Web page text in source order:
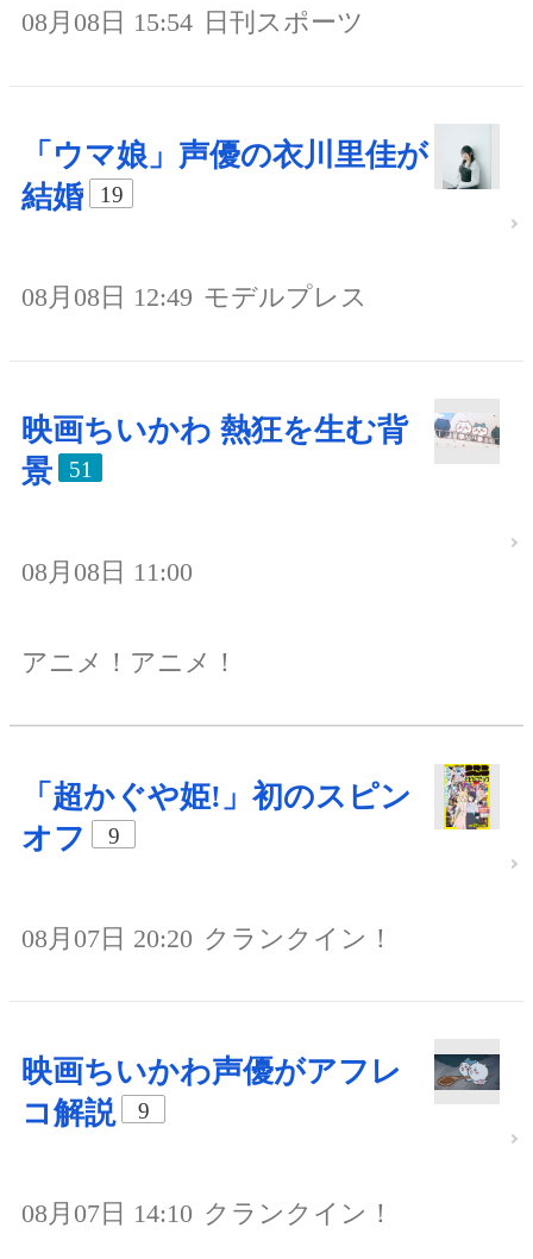
08月08日 15:54 日刊スポーツ
「ウマ娘」声優の衣川里佳が
結婚
19
08月08日 12:49 モデルプレス
映画ちいかわ 熱狂を生む背
景
51
08月08日 11:00
アニメ！アニメ！
「超かぐや姫!」初のスピン
オフ
9
08月07日 20:20 クランクイン！
映画ちいかわ声優がアフレ
コ解説
9
08月07日 14:10 クランクイン！